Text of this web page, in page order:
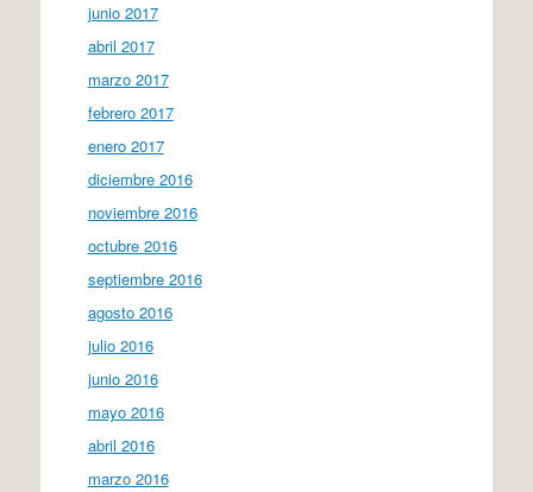
junio 2017
abril 2017
marzo 2017
febrero 2017
enero 2017
diciembre 2016
noviembre 2016
octubre 2016
septiembre 2016
agosto 2016
julio 2016
junio 2016
mayo 2016
abril 2016
marzo 2016